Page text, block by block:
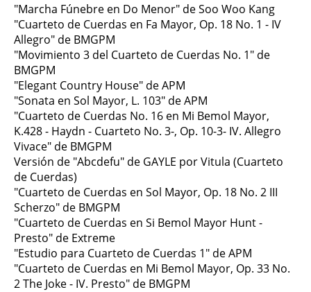
"Marcha Fúnebre en Do Menor" de Soo Woo Kang
"Cuarteto de Cuerdas en Fa Mayor, Op. 18 No. 1 - IV
Allegro" de BMGPM
"Movimiento 3 del Cuarteto de Cuerdas No. 1" de
BMGPM
"Elegant Country House" de APM
"Sonata en Sol Mayor, L. 103" de APM
"Cuarteto de Cuerdas No. 16 en Mi Bemol Mayor,
K.428 - Haydn - Cuarteto No. 3-, Op. 10-3- IV. Allegro
Vivace" de BMGPM
Versión de "Abcdefu" de GAYLE por Vitula (Cuarteto
de Cuerdas)
"Cuarteto de Cuerdas en Sol Mayor, Op. 18 No. 2 III
Scherzo" de BMGPM
"Cuarteto de Cuerdas en Si Bemol Mayor Hunt -
Presto" de Extreme
"Estudio para Cuarteto de Cuerdas 1" de APM
"Cuarteto de Cuerdas en Mi Bemol Mayor, Op. 33 No.
2 The Joke - IV. Presto" de BMGPM